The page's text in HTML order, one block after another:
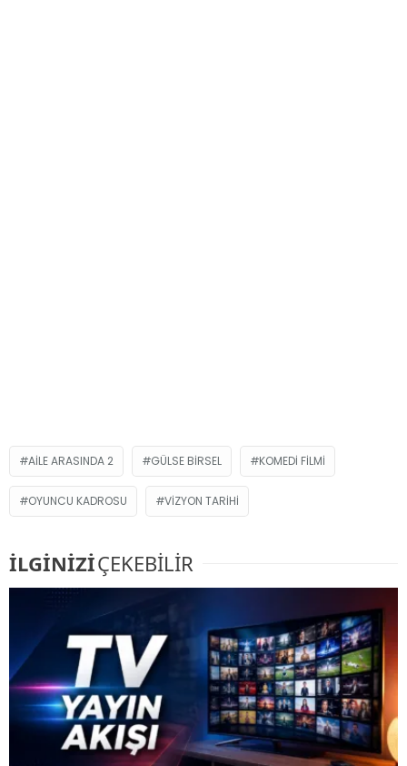
AILE ARASINDA 2 GÜLSE BIRSEL KOMEDI FILMI
OYUNCU KADROSU VIZYON TARIHI
İLGİNİZİÇEKEBİLİR